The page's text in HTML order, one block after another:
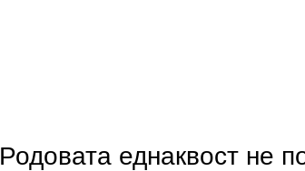
Родовата еднаквост не